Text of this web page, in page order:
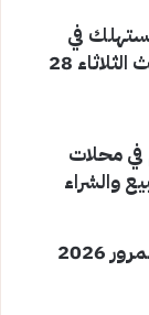
في
الأسواق المصرية.. تحديث الثلاثاء 28
في محلات
والشراء
الاستعلام عن مخالفات المرور 2026